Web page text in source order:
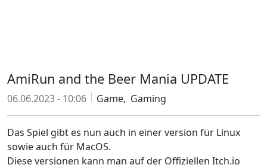
AmiRun and the Beer Mania UPDATE
06.06.2023 - 10:06 Game, Gaming
Das Spiel gibt es nun auch in einer version für Linux
sowie auch für MacOS.
Diese versionen kann man auf der Offiziellen Itch.io